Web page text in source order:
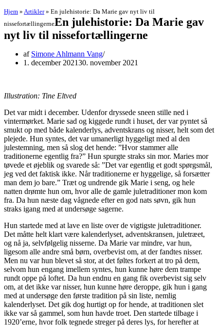
Hjem » Artikler» En julehistorie: Da Marie gav nyt liv til
nissefortællingerneEn julehistorie: Da Marie gav
nyt liv til nissefortællingerne
af Simone Ahlmann Vang
1. december 202130. november 2021
Illustration: Tine Eltved
Det var midt i december. Udenfor dryssede sneen stille ned i
vintermørket. Marie sad og kiggede rundt i huset, der var pyntet så
smukt op med både kalenderlys, adventskrans og nisser, helt som det
plejede. Hun syntes, det var umanerligt hyggeligt med al den
julestemning, men så slog det hende: ”Hvor stammer alle
traditionerne egentlig fra?” Hun spurgte straks sin mor. Maries mor
tøvede et øjeblik og svarede så: ”Det var egentlig et godt spørgsmål,
jeg ved det faktisk ikke. Når traditionerne er hyggelige, så forsætter
man dem jo bare.” Træt og undrende gik Marie i seng, og hele
natten drømte hun om, hvor alle de gamle juletraditioner mon kom
fra. Da hun næste dag vågnede efter en god nats søvn, gik hun
straks igang med at undersøge sagerne.
Hun startede med at lave en liste over de vigtigste juletraditioner.
Det måtte helt klart være kalenderlyset, adventskransen, juletræet,
og nå ja, selvfølgelig nisserne. Da Marie var mindre, var hun,
ligesom alle andre små børn, overbevist om, at der fandtes nisser.
Men nu var hun blevet så stor, at det føltes forkert at tro på dem,
selvom hun engang imellem syntes, hun kunne høre dem trampe
rundt oppe på loftet. Da hun endnu en gang fik overbevist sig selv
om, at det ikke var nisser, hun kunne høre deroppe, gik hun i gang
med at undersøge den første tradition på sin liste, nemlig
kalenderlyset. Det gik dog hurtigt op for hende, at traditionen slet
ikke var så gammel, som hun havde troet. Den startede tilbage i
1920’erne, hvor folk tegnede streger på deres lys, for herefter at